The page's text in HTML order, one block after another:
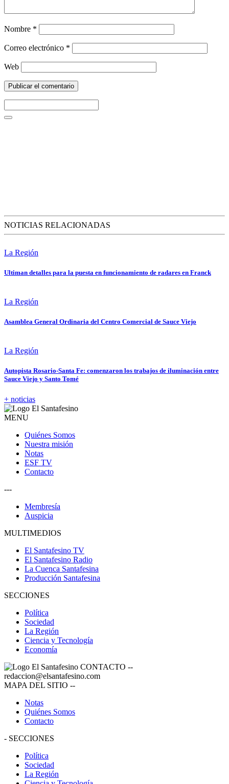
Nombre *
Correo electrónico *
Web
NOTICIAS RELACIONADAS
La Región
Ultiman detalles para la puesta en funcionamiento de radares en Franck
La Región
Asamblea General Ordinaria del Centro Comercial de Sauce Viejo
La Región
Autopista Rosario-Santa Fe: comenzaron los trabajos de iluminación entre
Sauce Viejo y Santo Tomé
+ noticias
MENU
Quiénes Somos
Nuestra misión
Notas
ESF TV
Contacto
---
Membresía
Auspicia
MULTIMEDIOS
El Santafesino TV
El Santafesino Radio
La Cuenca Santafesina
Producción Santafesina
SECCIONES
Política
Sociedad
La Región
Ciencia y Tecnología
Economía
CONTACTO --
redaccion@elsantafesino.com
MAPA DEL SITIO --
Notas
Quiénes Somos
Contacto
- SECCIONES
Política
Sociedad
La Región